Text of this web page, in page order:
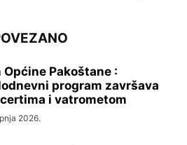
Općine Pakoštane :
program završava
i vatrometom
2026.